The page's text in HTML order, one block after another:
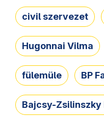
civil szervezet
Hugonnai Vilma
fülemüle BP
Bajcsy-Zsilinszky